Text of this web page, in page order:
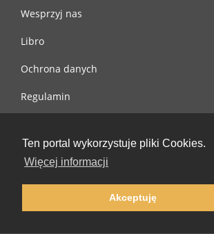
Ten portal wykorzystuje pliki Cookies.
Więcej informacji
Akceptuję
Wesprzyj nas
Libro
Ochrona danych
Regulamin
© 2002-2026 lernu.net |